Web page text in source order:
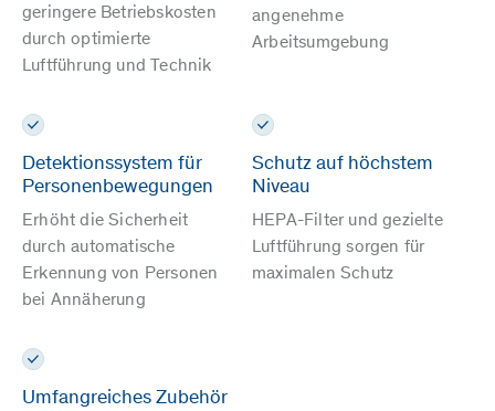
geringere Betriebskosten
durch optimierte
Luftführung und Technik
angenehme
Arbeitsumgebung
Detektionssystem für
Personenbewegungen
Erhöht die Sicherheit
durch automatische
Erkennung von Personen
bei Annäherung
Schutz auf höchstem
Niveau
HEPA-Filter und gezielte
Luftführung sorgen für
maximalen Schutz
Umfangreiches Zubehör